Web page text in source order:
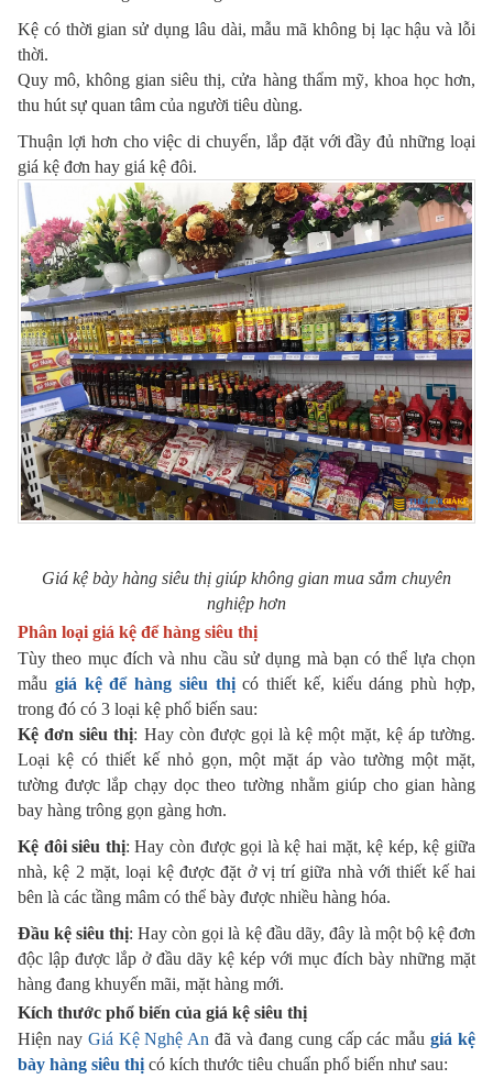
Kệ có thời gian sử dụng lâu dài, mẫu mã không bị lạc hậu và lỗi
thời.
Quy mô, không gian siêu thị, cửa hàng thẩm mỹ, khoa học hơn,
thu hút sự quan tâm của người tiêu dùng.
Thuận lợi hơn cho việc di chuyển, lắp đặt với đầy đủ những loại
giá kệ đơn hay giá kệ đôi.
Giá kệ bày hàng siêu thị giúp không gian mua sắm chuyên
nghiệp hơn
Phân loại giá kệ để hàng siêu thị
Tùy theo mục đích và nhu cầu sử dụng mà bạn có thể lựa chọn
mẫu giá kệ để hàng siêu thị có thiết kế, kiểu dáng phù hợp,
trong đó có 3 loại kệ phổ biến sau:
Kệ đơn siêu thị: Hay còn được gọi là kệ một mặt, kệ áp tường.
Loại kệ có thiết kế nhỏ gọn, một mặt áp vào tường một mặt,
tường được lắp chạy dọc theo tường nhằm giúp cho gian hàng
bay hàng trông gọn gàng hơn.
Kệ đôi siêu thị: Hay còn được gọi là kệ hai mặt, kệ kép, kệ giữa
nhà, kệ 2 mặt, loại kệ được đặt ở vị trí giữa nhà với thiết kế hai
bên là các tầng mâm có thể bày được nhiều hàng hóa.
Đầu kệ siêu thị: Hay còn gọi là kệ đầu dãy, đây là một bộ kệ đơn
độc lập được lắp ở đầu dãy kệ kép với mục đích bày những mặt
hàng đang khuyến mãi, mặt hàng mới.
Kích thước phổ biến của giá kệ siêu thị
Hiện nay Giá Kệ Nghệ An đã và đang cung cấp các mẫugiá kệ
bày hàng siêu thị có kích thước tiêu chuẩn phổ biến như sau: